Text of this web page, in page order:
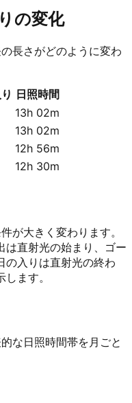
の変化
長さがどのように変わ
日照時間
13h 02m
13h 02m
12h 56m
12h 30m
が大きく変わります。
は直射光の始まり、ゴー
の入りは直射光の終わ
ます。
な日照時間帯を月ごと